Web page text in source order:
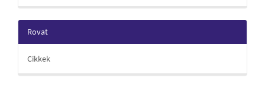
Rovat
Cikkek